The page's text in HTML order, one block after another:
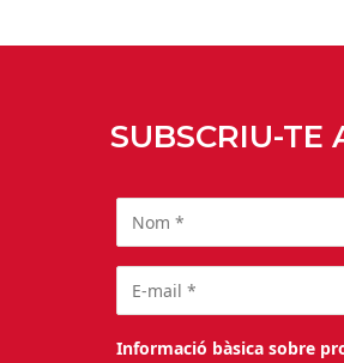
SUBSCRIU-TE
Informació bàsica sobre